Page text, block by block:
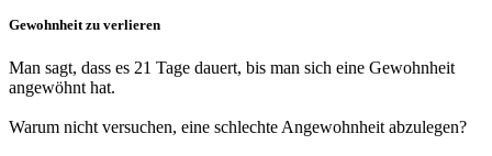
Gewohnheit zu verlieren
Man sagt, dass es 21 Tage dauert, bis man sich eine Gewohnheit
angewöhnt hat.
Warum nicht versuchen, eine schlechte Angewohnheit abzulegen?